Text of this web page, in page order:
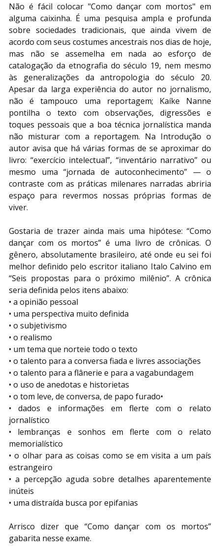
Não é fácil colocar "Como dançar com mortos" em
alguma caixinha. É uma pesquisa ampla e profunda
sobre sociedades tradicionais, que ainda vivem de
acordo com seus costumes ancestrais nos dias de hoje,
mas não se assemelha em nada ao esforço de
catalogação da etnografia do século 19, nem mesmo
às generalizações da antropologia do século 20.
Apesar da larga experiência do autor no jornalismo,
não é tampouco uma reportagem; Kaíke Nanne
pontilha o texto com observações, digressões e
toques pessoais que a boa técnica jornalística manda
não misturar com a reportagem. Na Introdução o
autor avisa que há várias formas de se aproximar do
livro: “exercício intelectual”, “inventário narrativo” ou
mesmo uma “jornada de autoconhecimento” — o
contraste com as práticas milenares narradas abriria
espaço para revermos nossas próprias formas de
viver.
Gostaria de trazer ainda mais uma hipótese: “Como
dançar com os mortos” é uma livro de crônicas. O
gênero, absolutamente brasileiro, até onde eu sei foi
melhor definido pelo escritor italiano Italo Calvino em
“Seis propostas para o próximo milênio”. A crônica
seria definida pelos itens abaixo:
• a opinião pessoal
• uma perspectiva muito definida
• o subjetivismo
• o realismo
• um tema que norteie todo o texto
• o talento para a conversa fiada e livres associações
• o talento para a flânerie e para a vagabundagem
• o uso de anedotas e historietas
• o tom leve, de conversa, de papo furado•
• dados e informações em flerte com o relato
jornalístico
• lembranças e sonhos em flerte com o relato
memorialístico
• o olhar para as coisas como se em visita a um país
estrangeiro
• a percepção aguda sobre detalhes aparentemente
inúteis
• uma distraída busca por epifanias
Arrisco dizer que “Como dançar com os mortos”
gabarita nesse exame.